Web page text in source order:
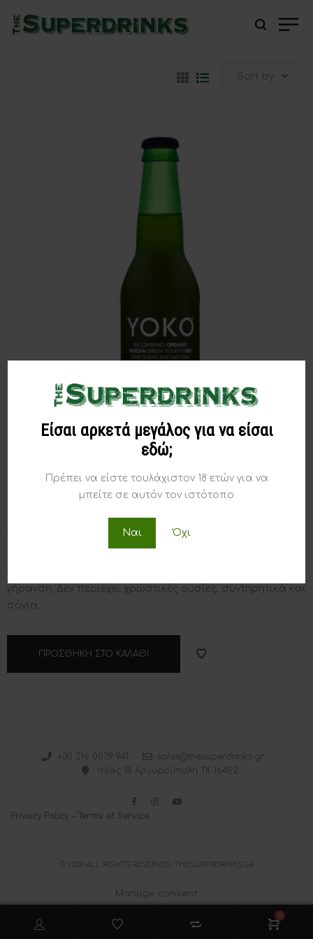
Είσαι αρκετά μεγάλος για να είσαι
εδώ;
Πρέπει να είστε τουλάχιστον 18 ετών για να
μπείτε σε αυτόν τον ιστότοπο
Ναι Όχι
Sort by
γήρανση. Δεν περιέχει χρωστικές ουσίες, συντηρητικά και
σόγια…
ΠΡΟΣΘΉΚΗ ΣΤΟ ΚΑΛΆΘΙ
+30 216 0039 941
sales@thesuperdrinks.gr
Ιτέας 18 Αργυρούπολη ΤΚ 16452
Privacy Policy – Terms of Service
© 2020 ALL RIGHTS RESERVED. THESUPERDRINKS.GR
0
Manage consent